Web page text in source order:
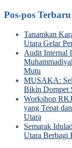
Pos-pos Terbaru
Tanamkan
Utara Gelar
Audit Internal
Mutu
MUSAKA:
Bikin Dompet
Workshop
yang Tepat
Utara
Semarak
Utara Berbagi